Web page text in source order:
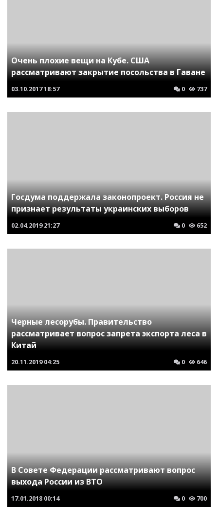
Очень плохие вещи на Кубе. США
рассматривают закрытие посольства в Гаване
03.10.201718:57 0 737
Госдума поддержала законопроект. Россия не
признает результаты украинских выборов
02.04.2019 21:27 0 652
Черные лесорубы. Правительство
рассматривает вопрос запрета экспорта леса в
Китай
20.11.2019 04:25 0 646
В Совете Федерации рассматривают вопрос
выхода России из ВТО
17.01.2018 00:14 0 700